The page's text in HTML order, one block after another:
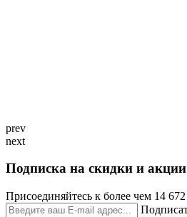
prev
next
Подписка на скидки и акции
Присоединяйтесь к более чем 14